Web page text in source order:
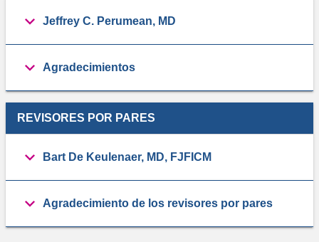
Jeffrey C. Perumean, MD
Agradecimientos
REVISORES POR PARES
Bart De Keulenaer, MD, FJFICM
Agradecimiento de los revisores por pares